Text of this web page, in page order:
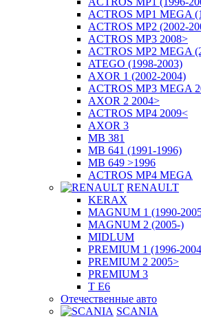
ACTROS MP1 MEGA
ACTROS MP2 (2002-
ACTROS MP3 2008>
ACTROS MP2 MEGA
ATEGO (1998-2003)
AXOR 1 (2002-2004)
ACTROS MP3 MEGA
AXOR 2 2004>
ACTROS MP4 2009<
AXOR 3
MB 381
MB 641 (1991-1996)
MB 649 >1996
ACTROS MP4 MEGA
RENAULT
KERAX
MAGNUM 1 (1990-
MAGNUM 2 (2005-)
MIDLUM
PREMIUM 1 (1996-
PREMIUM 2 2005>
PREMIUM 3
T E6
Отечественные авто
SCANIA